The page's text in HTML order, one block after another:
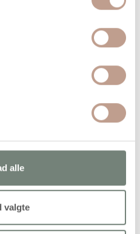
alle
valgte
Køb mere og spar